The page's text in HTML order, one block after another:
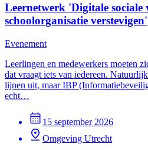
Leernetwerk 'Digitale sociale
schoolorganisatie verstevigen'
Evenement
Leerlingen en medewerkers moeten
dat vraagt iets van iedereen.
lijnen uit, maar IBP
echt…
15 september 2026
Omgeving Utrecht